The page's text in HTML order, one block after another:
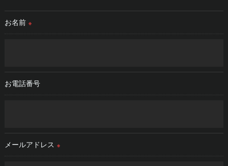
取得した個人情報を第三者に提供することはいたしません。
これらの委託先に対しては個人情報保護契約等の措置をとり、
理対策を実施します。
お名前 ※
お電話番号
メールアドレス ※